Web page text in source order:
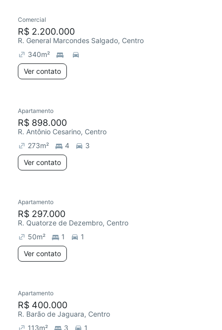
Comercial
R$ 2.200.000
R. General Marcondes Salgado, Centro
340m²
Ver contato
Apartamento
R$ 898.000
R. Antônio Cesarino, Centro
273m² 4
3
Ver contato
Apartamento
R$ 297.000
R. Quatorze de Dezembro, Centro
50m² 1
1
Ver contato
Apartamento
R$ 400.000
R. Barão de Jaguara, Centro
113m² 3 1